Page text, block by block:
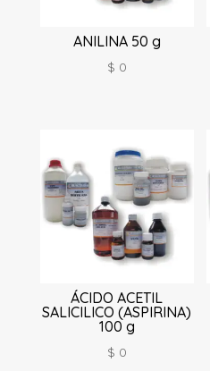
ANILINA 50 g
$ 0
ÁCIDO ACETIL
SALICILICO (ASPIRINA)
100 g
$ 0